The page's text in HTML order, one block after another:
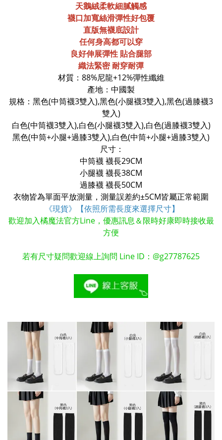
天鵝絨柔軟細膩觸感
襪口加寬絲滑彈性好包覆
直版無襪底設計
任何身高都可以穿
良好伸展彈性 貼合腿部
織法緊密 耐穿耐彈
材質：88%尼龍+12%彈性纖維
產地：中國製
規格：黑色(中筒襪3雙入),黑色(小腿襪3雙入),黑色(過膝襪3
雙入)
白色(中筒襪3雙入),白色(小腿襪3雙入),白色(過膝襪3雙入)
黑色(中筒+小腿+過膝3雙入),白色(中筒+小腿+過膝3雙入)
尺寸：
中筒襪 襪長29CM
小腿襪 襪長38CM
過膝襪 襪長50CM
衣物皆為單面平放測量，測量誤差約±5CM皆屬正常範圍
《現貨》【依照所需長度來選擇尺寸】
歡迎加入橘魔法官方Line，優惠訊息＆限時好康即時接收最
方便
若有尺寸疑問歡迎線上詢問 Line ID：@g27787625